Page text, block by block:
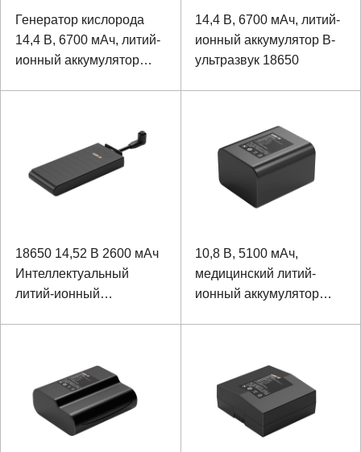
Генератор кислорода
14,4 В, 6700 мАч, литий-
ионный аккумулятор
14,4 В, 6700 мАч, литий-
ионный аккумулятор B-
ультразвук 18650
18650 14,52 В 2600 мАч
Интеллектуальный
литий-ионный
10,8 В, 5100 мАч,
медицинский литий-
ионный аккумулятор